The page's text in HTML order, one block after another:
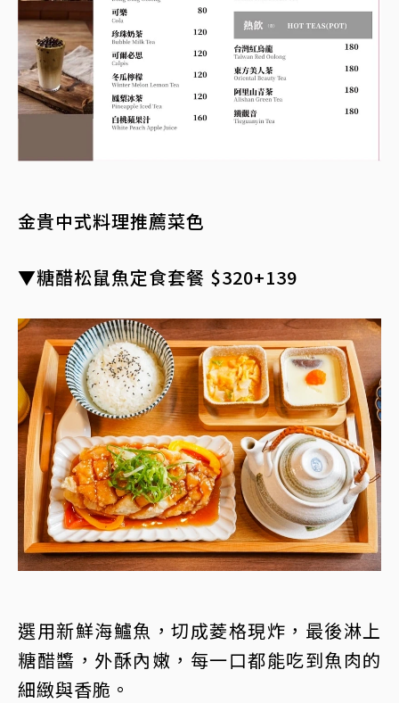
金貴中式料理推薦菜色
▼糖醋松鼠魚定食套餐 $320+139
選用新鮮海鱸魚，切成菱格現炸，最後淋上
糖醋醬，外酥內嫩，每一口都能吃到魚肉的
細緻與香脆。